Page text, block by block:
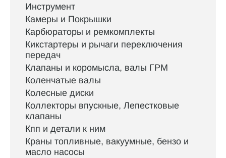
Инструмент
Камеры и Покрышки
Карбюраторы и ремкомплекты
Кикстартеры и рычаги переключения
передач
Клапаны и коромысла, валы ГРМ
Коленчатые валы
Колесные диски
Коллекторы впускные, Лепестковые
клапаны
Кпп и детали к ним
Краны топливные, вакуумные, бензо и
масло насосы